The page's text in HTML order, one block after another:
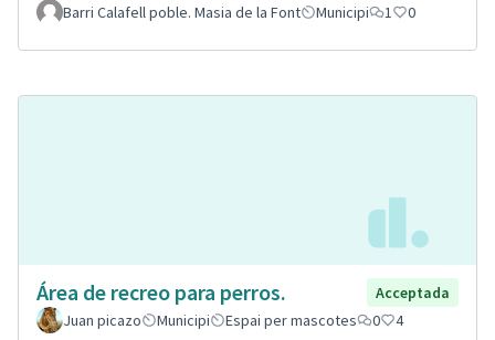
Barri Calafell poble. Masia de la Font Municipi 1 0
Área de recreo para perros.
Acceptada
Juan picazo
Municipi Espai per mascotes 0 4